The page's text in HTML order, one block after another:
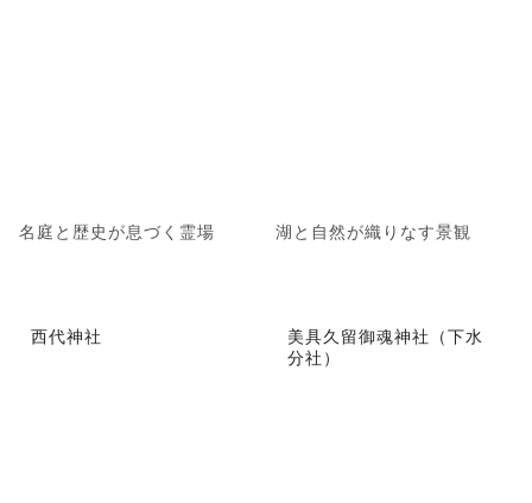
名庭と歴史が息づく霊場 湖と自然が織りなす景観
西代神社
美具久留御魂神社（下水
分社）